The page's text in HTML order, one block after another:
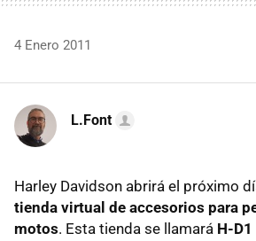
4 Enero 2011
L.Font
Harley Davidson abrirá el próximo
tienda virtual de accesorios para
motos. Esta tienda se llamará H-